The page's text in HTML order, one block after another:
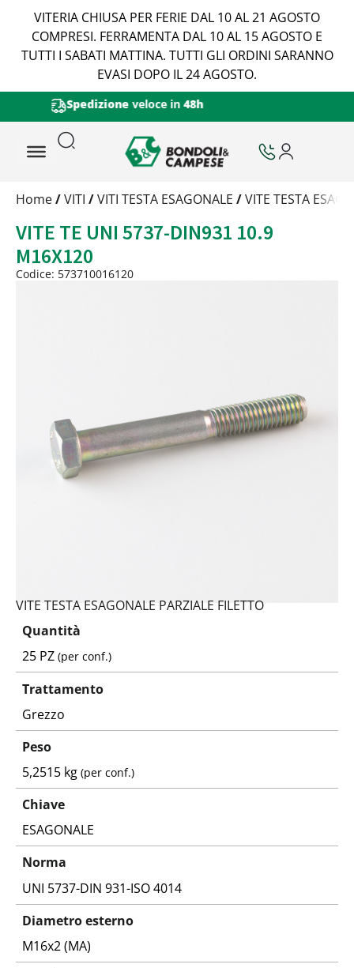
VITERIA CHIUSA PER FERIE DAL 10 AL 21 AGOSTO
COMPRESI. FERRAMENTA DAL 10 AL 15 AGOSTO E
TUTTI I SABATI MATTINA. TUTTI GLI ORDINI SARANNO
EVASI DOPO IL 24 AGOSTO.
Certificazione di Qualità Viteria
Trattamento
Peso
Quantità
Trattamento:grezzo
Home/VITI /VITI TESTA ESAGONALE /VITE TESTA
VITE TE UNI 5737-DIN931 10.9
M16X120
Codice: 573710016120
VITE TESTA ESAGONALE PARZIALE FILETTO
Quantità
25 PZ(per conf.)
Trattamento
Grezzo
Peso
5,2515 kg(per conf.)
Chiave
ESAGONALE
Norma
UNI 5737-DIN 931-ISO 4014
Diametro esterno
M16x2 (MA)